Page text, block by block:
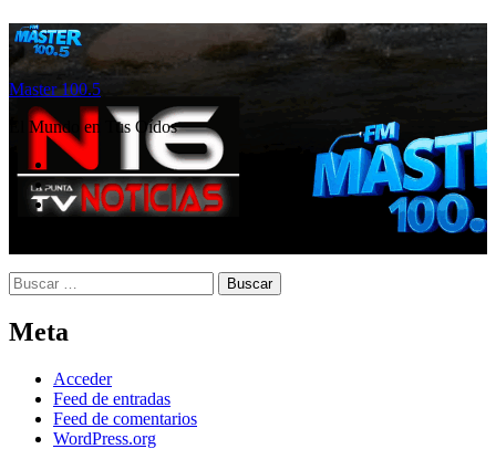
Master 100.5
El Mundo en Tus Oídos
Buscar:
Meta
Acceder
Feed de entradas
Feed de comentarios
WordPress.org